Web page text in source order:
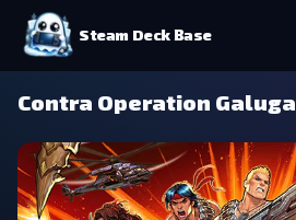
Steam Deck Base
Contra Operation Galuga